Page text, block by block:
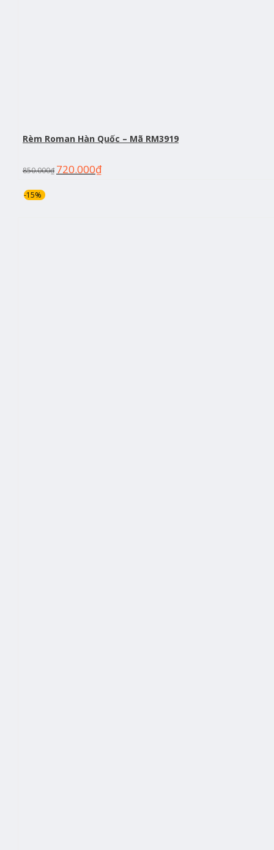
Rèm Roman Hàn Quốc – Mã RM3919
850.000₫ 720.000₫
-15%